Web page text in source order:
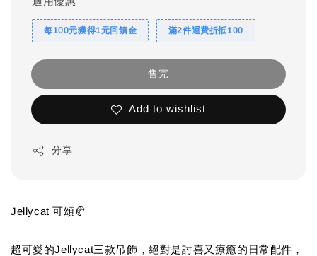
每100元獲得1元回饋金 滿2件運費折抵100
售完
Add to wishlist
分享
Jellycat 可頌🥐
超可愛的Jellycat三款吊飾，絕對是討喜又療癒的日常配件，